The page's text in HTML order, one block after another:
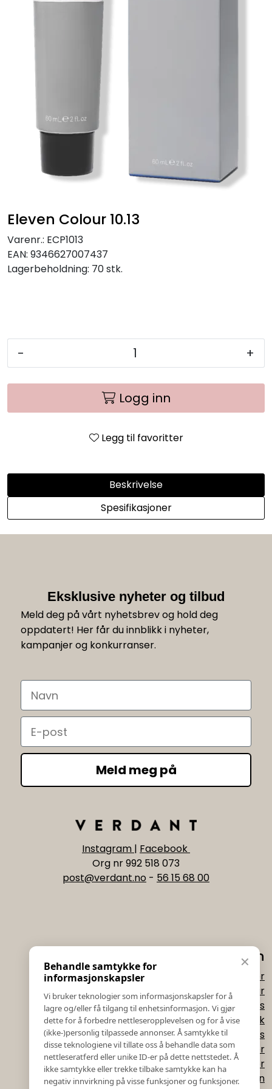
Eleven Colour 10.13
Varenr.: ECP1013
EAN: 9346627007437
Lagerbeholdning: 70 stk.
- +
Logg inn
Legg til favoritter
Beskrivelse
Spesifikasjoner
Eksklusive nyheter og tilbud
Meld deg på vårt nyhetsbrev og hold deg
oppdatert! Her får du innblikk i nyheter,
kampanjer og konkurranser.
Navn
Email
Meld meg på
Instagram | Facebook
Org nr 992 518 073
post@verdant.no - 56 15 68 00
Informasjon
Salgs & Leveringsbetingelser
Registrer reklamasjon eller retur
Kontakt Oss
Bildebank
Følg Oss
Prislister
Etiske Retningslinjer
Åpenhetsloven
✕
Behandle samtykke for
informasjonskapsler
Vi bruker teknologier som informasjonskapsler for å
lagre og/eller få tilgang til enhetsinformasjon. Vi gjør
dette for å forbedre nettleseropplevelsen og for å vise
(ikke-)personlig tilpassede annonser. Å samtykke til
disse teknologiene vil tillate oss å behandle data som
nettleseratferd eller unike ID-er på dette nettstedet. Å
ikke samtykke eller trekke tilbake samtykke kan ha
negativ innvirkning på visse funksjoner og funksjoner.